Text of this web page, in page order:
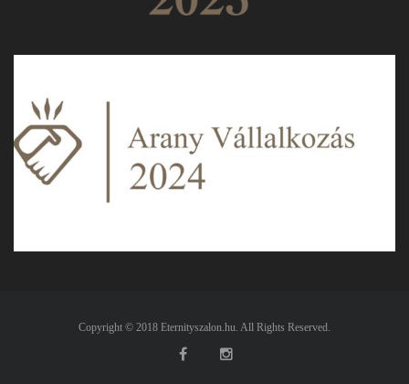
Copyright © 2018 Eternityszalon.hu. All Rights Reserved.